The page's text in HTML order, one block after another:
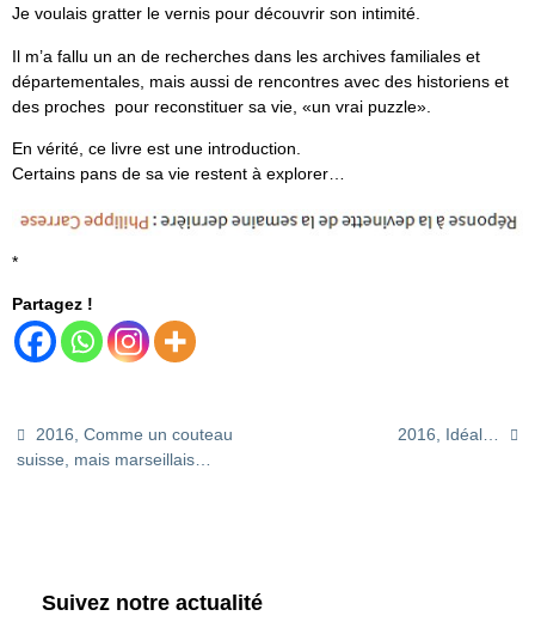
Je voulais gratter le vernis pour découvrir son intimité.
Il m’a fallu un an de recherches dans les archives familiales et
départementales, mais aussi de rencontres avec des historiens et
des proches pour reconstituer sa vie, «un vrai puzzle».
En vérité, ce livre est une introduction.
Certains pans de sa vie restent à explorer…
*
Partagez !
2016, Comme un couteau
suisse, mais marseillais…
2016, Idéal…
Suivez notre actualité